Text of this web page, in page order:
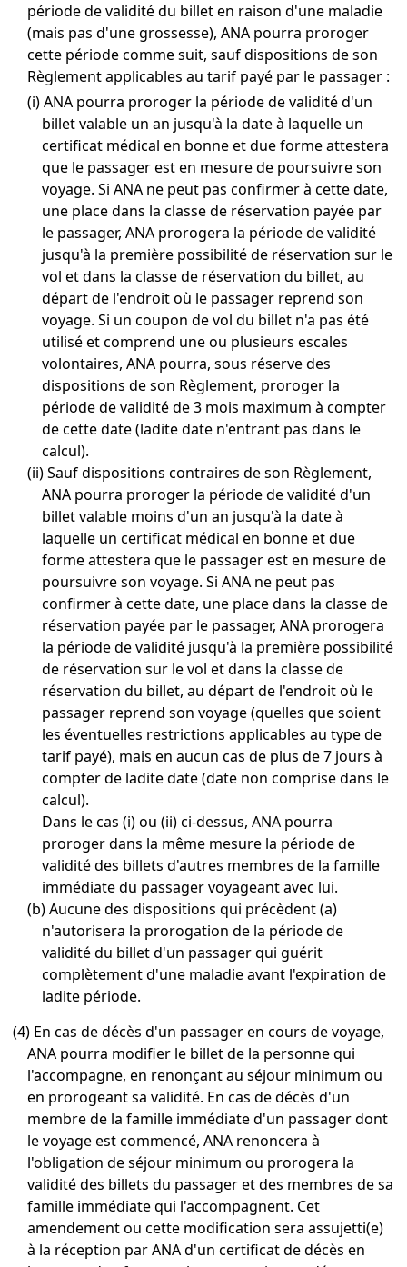
période de validité du billet en raison d'une maladie
(mais pas d'une grossesse), ANA pourra proroger
cette période comme suit, sauf dispositions de son
Règlement applicables au tarif payé par le passager :
(i) ANA pourra proroger la période de validité d'un
billet valable un an jusqu'à la date à laquelle un
certificat médical en bonne et due forme attestera
que le passager est en mesure de poursuivre son
voyage. Si ANA ne peut pas confirmer à cette date,
une place dans la classe de réservation payée par
le passager, ANA prorogera la période de validité
jusqu'à la première possibilité de réservation sur le
vol et dans la classe de réservation du billet, au
départ de l'endroit où le passager reprend son
voyage. Si un coupon de vol du billet n'a pas été
utilisé et comprend une ou plusieurs escales
volontaires, ANA pourra, sous réserve des
dispositions de son Règlement, proroger la
période de validité de 3 mois maximum à compter
de cette date (ladite date n'entrant pas dans le
calcul).
(ii) Sauf dispositions contraires de son Règlement,
ANA pourra proroger la période de validité d'un
billet valable moins d'un an jusqu'à la date à
laquelle un certificat médical en bonne et due
forme attestera que le passager est en mesure de
poursuivre son voyage. Si ANA ne peut pas
confirmer à cette date, une place dans la classe de
réservation payée par le passager, ANA prorogera
la période de validité jusqu'à la première possibilité
de réservation sur le vol et dans la classe de
réservation du billet, au départ de l'endroit où le
passager reprend son voyage (quelles que soient
les éventuelles restrictions applicables au type de
tarif payé), mais en aucun cas de plus de 7 jours à
compter de ladite date (date non comprise dans le
calcul).
Dans le cas (i) ou (ii) ci-dessus, ANA pourra
proroger dans la même mesure la période de
validité des billets d'autres membres de la famille
immédiate du passager voyageant avec lui.
(b) Aucune des dispositions qui précèdent (a)
n'autorisera la prorogation de la période de
validité du billet d'un passager qui guérit
complètement d'une maladie avant l'expiration de
ladite période.
(4) En cas de décès d'un passager en cours de voyage,
ANA pourra modifier le billet de la personne qui
l'accompagne, en renonçant au séjour minimum ou
en prorogeant sa validité. En cas de décès d'un
membre de la famille immédiate d'un passager dont
le voyage est commencé, ANA renoncera à
l'obligation de séjour minimum ou prorogera la
validité des billets du passager et des membres de sa
famille immédiate qui l'accompagnent. Cet
amendement ou cette modification sera assujetti(e)
à la réception par ANA d'un certificat de décès en